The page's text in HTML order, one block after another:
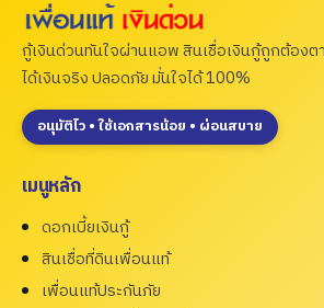
กู้เงินด่วนทันใจผ่านแอพ สินเชื่อเงินกู้ถูกต้องต
ได้เงินจริง ปลอดภัย มั่นใจได้ 100%
อนุมัติไว • ใช้เอกสารน้อย • ผ่อนสบาย
เมนูหลัก
ดอกเบี้ยเงินกู้
สินเชื่อที่ดินเพื่อนแท้
เพื่อนแท้ประกันภัย